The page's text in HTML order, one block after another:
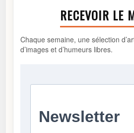
RECEVOIR LE
Chaque semaine, une sélection
d’images et d’humeurs libres.